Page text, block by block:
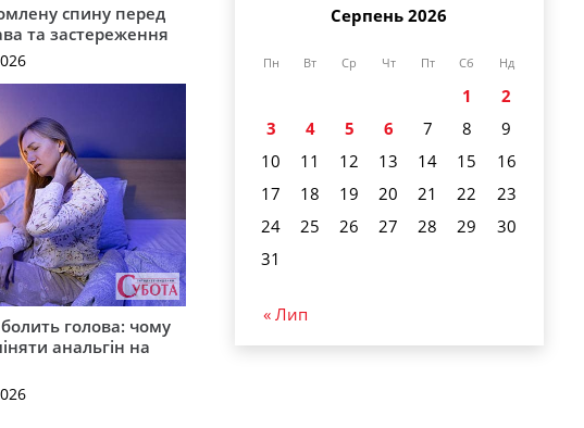
спину перед
та застереження
голова: чому
анальгін на
Серпень 2026
Пн Вт Ср Чт Пт Сб Нд
1
2
3
4 5 6 7 8
9
10
11 12 13 14 15
16
17
18 19 20 21 22
23
24
25 26 27 28 29
30
31
« Лип